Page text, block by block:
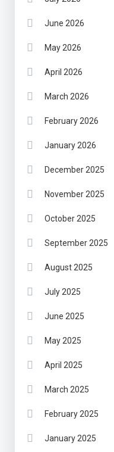
June 2026
May 2026
April 2026
March 2026
February 2026
January 2026
December 2025
November 2025
October 2025
September 2025
August 2025
July 2025
June 2025
May 2025
April 2025
March 2025
February 2025
January 2025